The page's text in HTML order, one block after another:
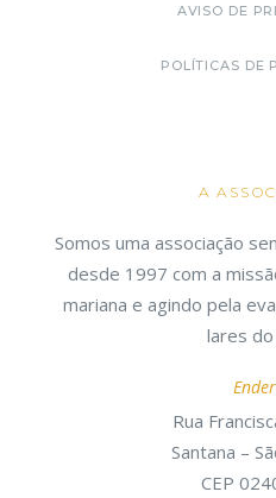
AVISO DE
POLÍTICAS DE
A
Somos uma associação
desde 1997 com a
mariana e agindo pela
lares do
Rua
Santana –
CEP